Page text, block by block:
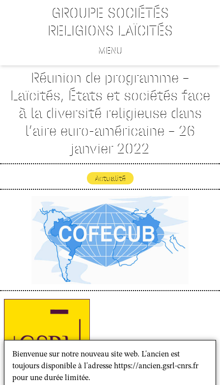
GROUPE SOCIÉTÉS
RELIGIONS LAÏCITÉS
MENU
Réunion de programme –
Laïcités, États et sociétés face
à la diversité religieuse dans
l’aire euro-américaine – 26
janvier 2022
Actualité
Bienvenue sur notre nouveau site web. L'ancien est
toujours disponible à l'adresse https://ancien.gsrl-cnrs.fr
pour une durée limitée.